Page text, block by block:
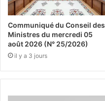
Communiqué du Conseil des
Ministres du mercredi 05
août 2026 (N° 25/2026)
il y a 3 jours